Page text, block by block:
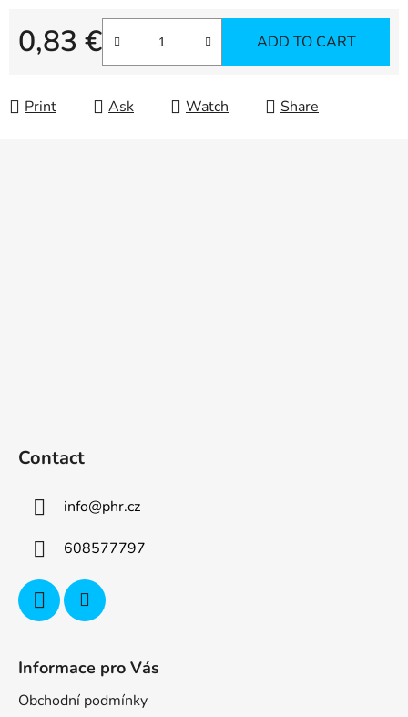
0,83 €
Measure price:
ADD TO CART
Print Ask Watch Share
Contact
info@phr.cz
608577797
Informace pro Vás
Obchodní podmínky